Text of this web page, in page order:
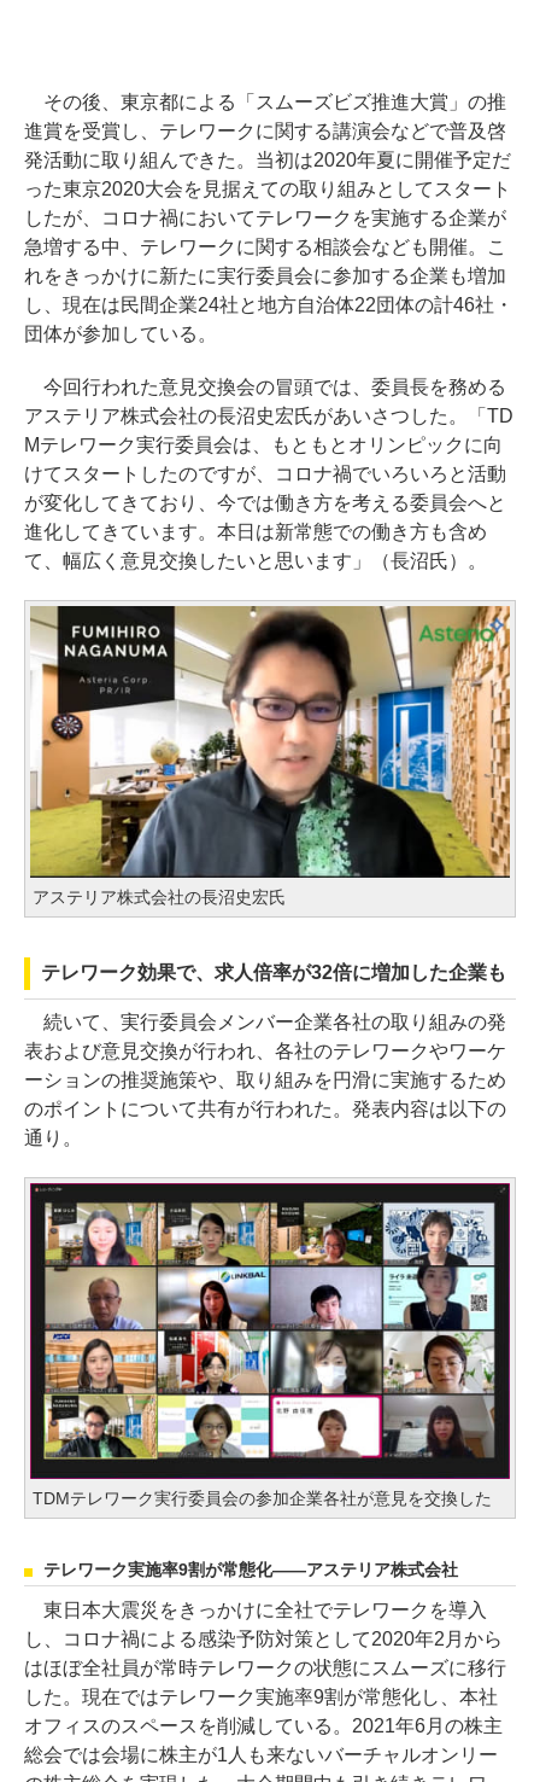
その後、東京都による「スムーズビズ推進大賞」の推
進賞を受賞し、テレワークに関する講演会などで普及啓
発活動に取り組んできた。当初は2020年夏に開催予定だ
った東京2020大会を見据えての取り組みとしてスタート
したが、コロナ禍においてテレワークを実施する企業が
急増する中、テレワークに関する相談会なども開催。こ
れをきっかけに新たに実行委員会に参加する企業も増加
し、現在は民間企業24社と地方自治体22団体の計46社・
団体が参加している。
今回行われた意見交換会の冒頭では、委員長を務める
アステリア株式会社の長沼史宏氏があいさつした。「TD
Mテレワーク実行委員会は、もともとオリンピックに向
けてスタートしたのですが、コロナ禍でいろいろと活動
が変化してきており、今では働き方を考える委員会へと
進化してきています。本日は新常態での働き方も含め
て、幅広く意見交換したいと思います」（長沼氏）。
アステリア株式会社の長沼史宏氏
テレワーク効果で、求人倍率が32倍に増加した企業も
続いて、実行委員会メンバー企業各社の取り組みの発
表および意見交換が行われ、各社のテレワークやワーケ
ーションの推奨施策や、取り組みを円滑に実施するため
のポイントについて共有が行われた。発表内容は以下の
通り。
TDMテレワーク実行委員会の参加企業各社が意見を交換した
テレワーク実施率9割が常態化――アステリア株式会社
東日本大震災をきっかけに全社でテレワークを導入
し、コロナ禍による感染予防対策として2020年2月から
はほぼ全社員が常時テレワークの状態にスムーズに移行
した。現在ではテレワーク実施率9割が常態化し、本社
オフィスのスペースを削減している。2021年6月の株主
総会では会場に株主が1人も来ないバーチャルオンリー